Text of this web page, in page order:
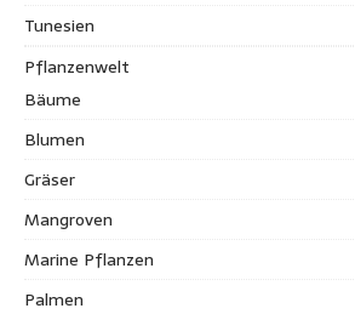
Tunesien
Pflanzenwelt
Bäume
Blumen
Gräser
Mangroven
Marine Pflanzen
Palmen